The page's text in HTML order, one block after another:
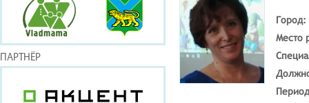
ПАРТНЁР
Город:
Место